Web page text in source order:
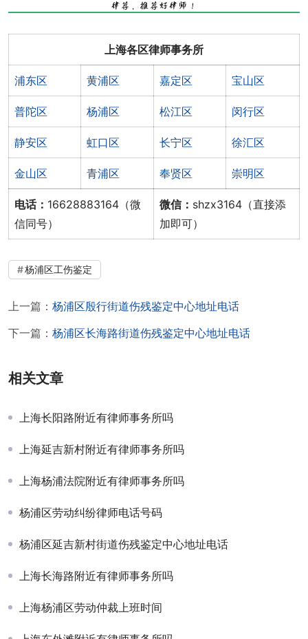
上海各区律师事务所
浦东区 黄浦区 嘉定区 宝山区
普陀区 杨浦区 松江区 闵行区
静安区 虹口区 长宁区 徐汇区
金山区 青浦区 奉贤区 崇明区
电话： 16628883164（微
信同号）
微信： shzx3164（直接添
加即可）
杨浦区工伤鉴定
上一篇： 杨浦区殷行街道伤残鉴定中心地址电话
下一篇： 杨浦区长海路街道伤残鉴定中心地址电话
相关文章
上海长阳路附近有律师事务所吗
上海延吉新村附近有律师事务所吗
上海杨浦法院附近有律师事务所吗
杨浦区劳动纠纷律师电话号码
杨浦区延吉新村街道伤残鉴定中心地址电话
上海长海路附近有律师事务所吗
上海杨浦区劳动仲裁上班时间